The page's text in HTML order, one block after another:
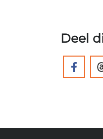
Deel